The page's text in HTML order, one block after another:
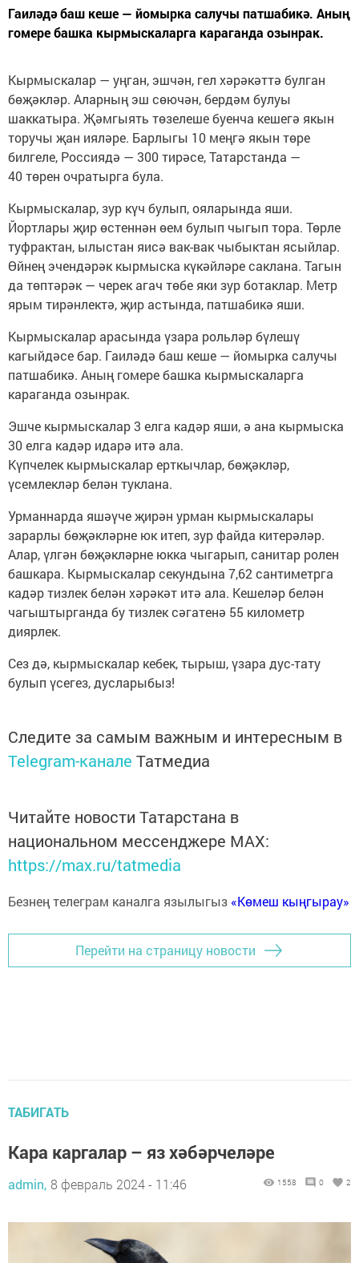
Гаиләдә баш кеше — йомырка салучы патшабикә. Аның
гомере башка кырмыскаларга караганда озынрак.
Кырмыскалар — уңган, эшчән, гел хәрәкәттә булган
бөҗәкләр. Аларның эш сөючән, бердәм булуы
шаккатыра. Җәмгыять төзелеше буенча кешегә якын
торучы җан ияләре. Барлыгы 10 меңгә якын төре
билгеле, Россиядә — 300 тирәсе, Татарстанда —
40 төрен очратырга була.
Кырмыскалар, зур күч булып, ояларында яши.
Йортлары җир өстеннән өем булып чыгып тора. Төрле
туфрактан, ылыстан яисә вак-вак чыбыктан ясыйлар.
Өйнең эчендәрәк кырмыска күкәйләре саклана. Тагын
да төптәрәк — черек агач төбе яки зур ботаклар. Метр
ярым тирәнлектә, җир астында, патшабикә яши.
Кырмыскалар арасында үзара рольләр бүлешү
кагыйдәсе бар. Гаиләдә баш кеше — йомырка салучы
патшабикә. Аның гомере башка кырмыскаларга
караганда озынрак.
Эшче кырмыскалар 3 елга кадәр яши, ә ана кырмыска
30 елга кадәр идарә итә ала.
Күпчелек кырмыскалар ерткычлар, бөҗәкләр,
үсемлекләр белән туклана.
Урманнарда яшәүче җирән урман кырмыскалары
зарарлы бөҗәкләрне юк итеп, зур файда китерәләр.
Алар, үлгән бөҗәкләрне юкка чыгарып, санитар ролен
башкара. Кырмыскалар секундына 7,62 сантиметрга
кадәр тизлек белән хәрәкәт итә ала. Кешеләр белән
чагыштырганда бу тизлек сәгатенә 55 километр
диярлек.
Сез дә, кырмыскалар кебек, тырыш, үзара дус-тату
булып үсегез, дусларыбыз!
Следите за самым важным и интересным в
Telegram-канале Татмедиа
Читайте новости Татарстана в
национальном мессенджере MАХ:
https://max.ru/tatmedia
Безнең телеграм каналга язылыгыз «Көмеш кыңгырау»
Перейти на страницу новости
ТАБИГАТЬ
Кара каргалар – яз хәбәрчеләре
admin, 8 февраль 2024 - 11:46 1558 0 2